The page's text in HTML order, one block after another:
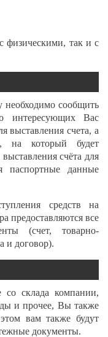
физическими, так и с
необходимо сообщить
интересующих Вас
выставления счета, а
на который будет
счёта для
паспортные данные
средств на
предоставляются все
(счет, товарно-
и договор).
со склада компании,
и прочее, Вы также
вам также будут
документы.